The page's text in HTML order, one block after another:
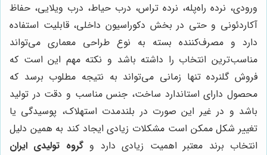
ورودی، نرده راه‌پله، نرده تراس، درب حیاط، درب ویلایی، حفاظ
آکاردئونی و حتی در بخش دکوراسیون داخلی، قابلیت استفاده
دارد و مصرف‌کننده بسته به نوع طراحی معماری می‌تواند
مناسب‌ترین انتخاب را داشته باشد و نکته مهم این است که
فروش گلنرده تنها زمانی می‌تواند به نتیجه مطلوب برسد که
محصول دارای استاندارد ساخت، جنس مناسب و دقت در تولید
باشد و در غیر این صورت در بلندمدت استهلاک، پوسیدگی یا
تغییر شکل ممکن است مشکلات زیادی ایجاد کند به همین دلیل
انتخاب برند معتبر اهمیت زیادی دارد وگروه تولیدی ایران